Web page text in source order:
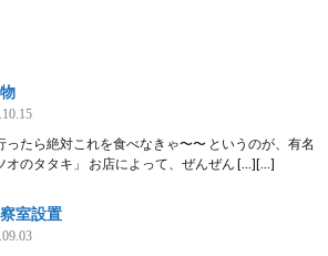
ったら絶対これを食べなきゃ〜〜 というのが、有名
オのタタキ」 お店によって、ぜんぜん […][…]
室設置